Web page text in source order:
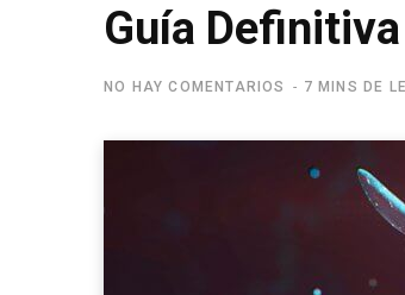
Guía Definitiva
NO HAY COMENTARIOS 7 MINS DE